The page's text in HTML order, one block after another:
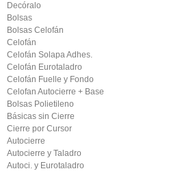
Decóralo
Bolsas
Bolsas Celofán
Celofán
Celofán Solapa Adhes.
Celofán Eurotaladro
Celofán Fuelle y Fondo
Celofan Autocierre + Base
Bolsas Polietileno
Básicas sin Cierre
Cierre por Cursor
Autocierre
Autocierre y Taladro
Autoci. y Eurotaladro